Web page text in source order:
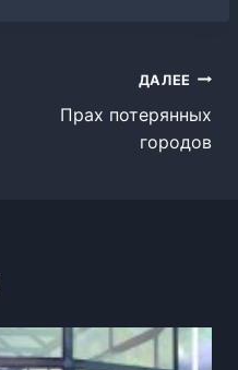
ДАЛЕЕ
Прах потерянных
городов